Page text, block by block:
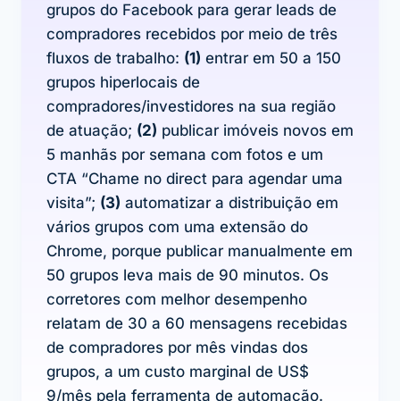
grupos do Facebook para gerar leads de
compradores recebidos por meio de três
fluxos de trabalho: (1) entrar em 50 a 150
grupos hiperlocais de
compradores/investidores na sua região
de atuação; (2) publicar imóveis novos em
5 manhãs por semana com fotos e um
CTA “Chame no direct para agendar uma
visita”; (3) automatizar a distribuição em
vários grupos com uma extensão do
Chrome, porque publicar manualmente em
50 grupos leva mais de 90 minutos. Os
corretores com melhor desempenho
relatam de 30 a 60 mensagens recebidas
de compradores por mês vindas dos
grupos, a um custo marginal de US$
9/mês pela ferramenta de automação.